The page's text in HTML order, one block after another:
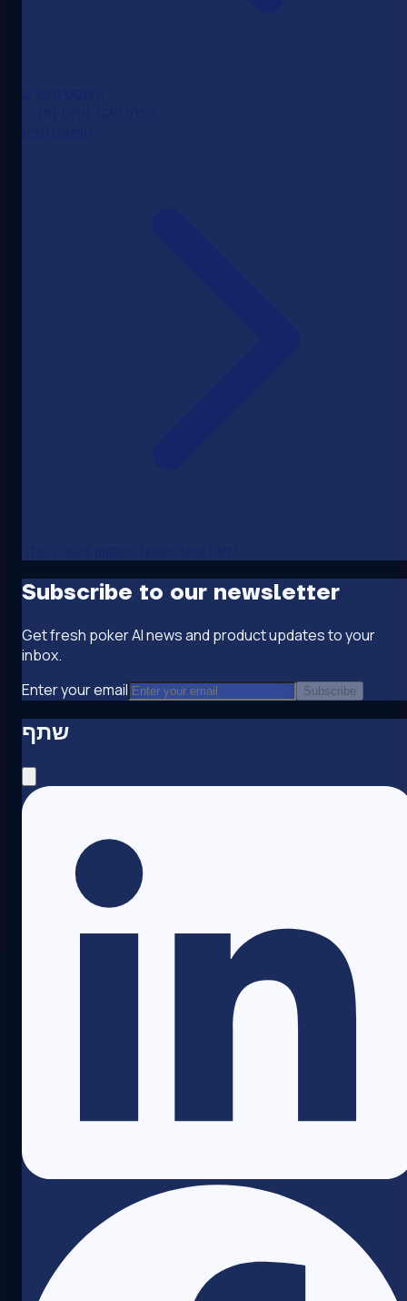
Subscribe to our newsletter
Get fresh poker AI news and product updates to your
inbox.
Enter your email
Subscribe
שתף